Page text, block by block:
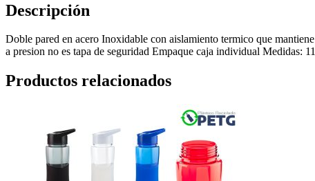
Descripción
Doble pared en acero Inoxidable con aislamiento termico que
a presion no es tapa de seguridad Empaque caja individual Medidas:
Productos relacionados